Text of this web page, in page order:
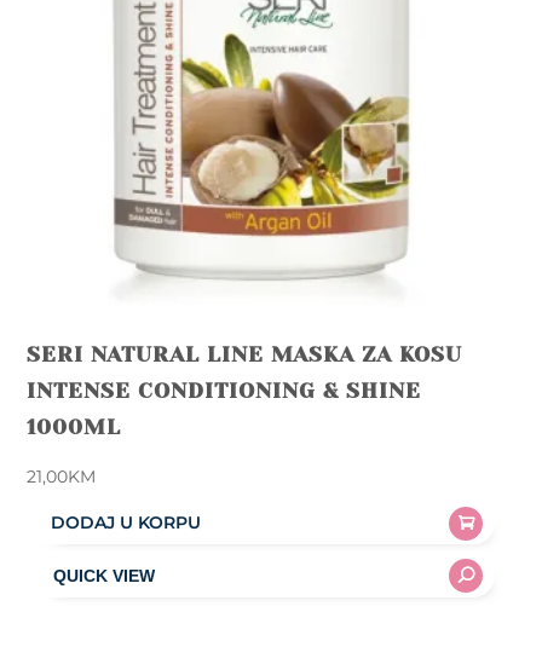
SERI NATURAL LINE MASKA ZA KOSU
INTENSE CONDITIONING & SHINE
1000ML
21,00KM
DODAJ U KORPU